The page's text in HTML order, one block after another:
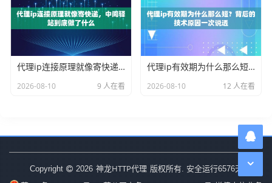
代理ip连接原理就像寄快递，中间驿站到底做了什么
2026-08-10 9 人在看
代理ip有效期为什么那么短？背后的技术原因一次说透
2026-08-10 12 人在看
Copyright 2026 神龙HTTP代理 版权所有. 安全运行6576天